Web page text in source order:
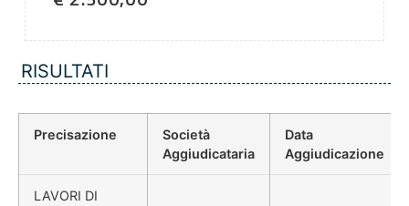
RISULTATI
Precisazione
Società
Aggiudicataria
Data
Aggiudicazione
LAVORI DI